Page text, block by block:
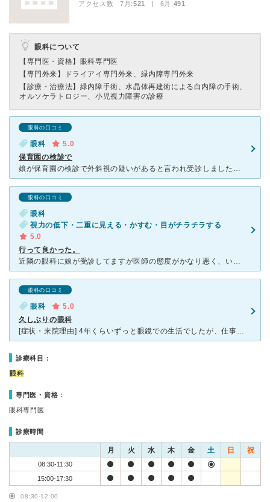
アクセス数 7月:521 | 6月:491
眼科について
【専門医・資格】 眼科専門医
【専門外来】
ドライアイ専門外来、緑内障専門外来
【診療・治療法】 緑内障手術、水晶体再建術による白内障の手術、
オルソケラトロジー、小児視力障害の診療
眼科の口コミ
眼科
5.0
保育園の検診で
娘が保育園の検診で外斜視の疑いがあると言われ受診しました。 知り合いからいい先生だと言われ来院しました。 先生が2人で診察していますが、とても人気があるからか待合室は常に混雑して待ち時間も長かった
眼科の口コミ
眼科
視力の低下・二重に見える・かすむ・目がチラチラする
5.0
行って良かった。
近隣の眼科に娘が受診してますが医師の態度がかなり悪く、いくら腕があるとの 評価があっても私は好きになれずにいました、私もこの数年視力低下著しく年末に この眼科受診しました、ご夫婦で診察にあたってお
眼科の口コミ
眼科
5.0
久しぶりの眼科
[症状・来院理由] 4年くらいずっと眼鏡での生活でしたが、仕事や運動でコンタクトも必要になってきたので作りたいと思っていました。 かかりつけの眼科もなくどこに行こうか迷ってましたが、知り合いから新
診療科目：
眼科
専門医・資格：
眼科専門医
診療時間
月 火 水 木 金 土 日 祝
08:30-11:30
15:00-17:30
08:30-12:00